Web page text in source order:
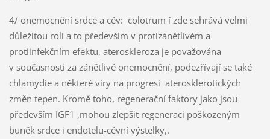
4/ onemocnění srdce a cév: colotrum í zde sehrává velmi
důležitou roli a to především v protizánětlivém a
protiinfekčním efektu, ateroskleroza je považována
v současnosti za zánětlivé onemocnění, podezřívají se také
chlamydie a některé viry na progresi aterosklerotických
změn tepen. Kromě toho, regenerační faktory jako jsou
především IGF1 ,mohou zlepšit regeneraci poškozeným
buněk srdce i endotelu-cévní výstelky,.